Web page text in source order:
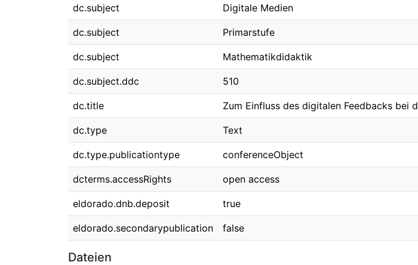
dc.subject Digitale Medien
dc.subject Primarstufe
dc.subject Mathematikdidaktik
dc.subject.ddc 510
dc.title Zum Einfluss des digitalen Feedbacks bei
dc.type Text
dc.type.publicationtype conferenceObject
dcterms.accessRights open access
eldorado.dnb.deposit true
eldorado.secondarypublication false
Dateien